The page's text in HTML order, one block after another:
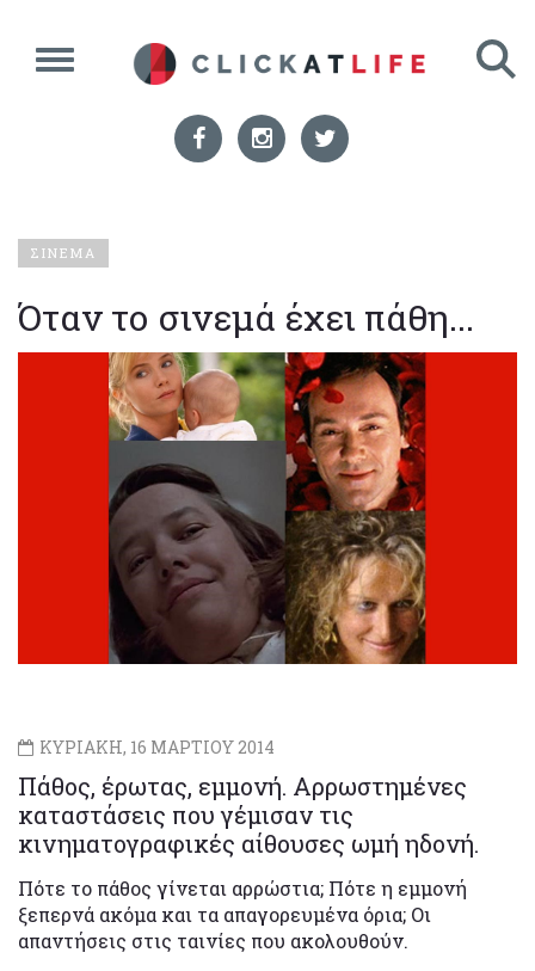
ΣΙΝΕΜΑ
Όταν το σινεμά έχει πάθη...
ΚΥΡΙΑΚΗ, 16 ΜΑΡΤΙΟΥ 2014
Πάθος, έρωτας, εμμονή. Αρρωστημένες
καταστάσεις που γέμισαν τις
κινηματογραφικές αίθουσες ωμή ηδονή.
Πότε το πάθος γίνεται αρρώστια; Πότε η εμμονή
ξεπερνά ακόμα και τα απαγορευμένα όρια; Οι
απαντήσεις στις ταινίες που ακολουθούν.